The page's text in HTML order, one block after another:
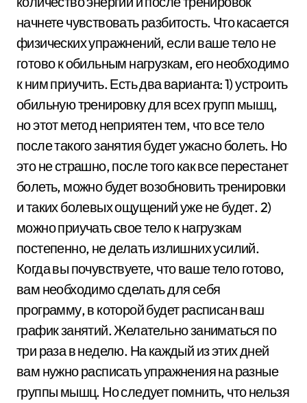
начнете чувствовать разбитость. Что касается
физических упражнений, если ваше тело не
готово к обильным нагрузкам, его необходимо
к ним приучить. Есть два варианта: 1) устроить
обильную тренировку для всех групп мышц,
но этот метод неприятен тем, что все тело
после такого занятия будет ужасно болеть. Но
это не страшно, после того как все перестанет
болеть, можно будет возобновить тренировки
и таких болевых ощущений уже не будет. 2)
можно приучать свое тело к нагрузкам
постепенно, не делать излишних усилий.
Когда вы почувствуете, что ваше тело готово,
вам необходимо сделать для себя
программу, в которой будет расписан ваш
график занятий. Желательно заниматься по
три раза в неделю. На каждый из этих дней
вам нужно расписать упражнения на разные
группы мышц. Но следует помнить, что нельзя